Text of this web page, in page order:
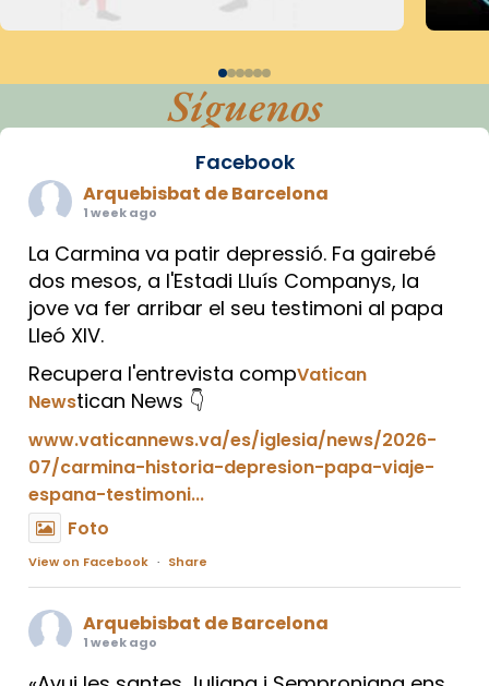
Síguenos
Facebook
Arquebisbat de Barcelona
1 week ago
La Carmina va patir depressió. Fa gairebé
dos mesos, a l'Estadi Lluís Companys, la
jove va fer arribar el seu testimoni al papa
Lleó XIV.
Recupera l'entrevista compVatican
Newstican News 👇
www.vaticannews.va/es/iglesia/news/2026-
07/carmina-historia-depresion-papa-viaje-
espana-testimoni...
Foto
View on Facebook · Share
Arquebisbat de Barcelona
1 week ago